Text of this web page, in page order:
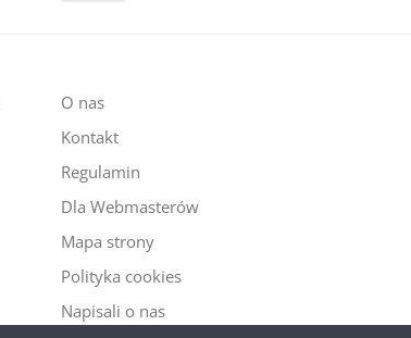
O nas
Kontakt
Regulamin
Dla Webmasterów
Mapa strony
Polityka cookies
Napisali o nas